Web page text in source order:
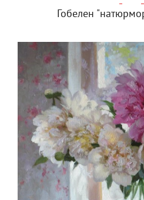
Гобелен